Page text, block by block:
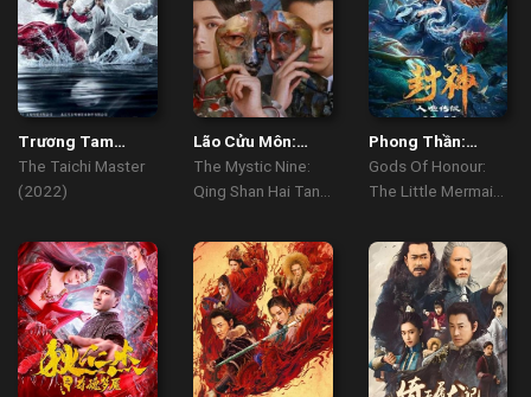
Trương Tam
Phong
The Taichi Master
(2022)
Lão Cửu Môn:
Thanh Sơn Hải
Đường
The Mystic Nine:
Qing Shan Hai Tang
Phong Thần:
Truyền Thuyết
Nhân Ngư
Gods Of Honour:
The Little Mermaid